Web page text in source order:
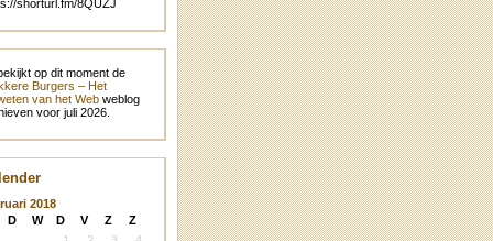
shorturl.fm/8QUZJ
op dit moment de
Burgers – Het
van het Web weblog
voor juli 2026.
2018
D W D V Z
Z